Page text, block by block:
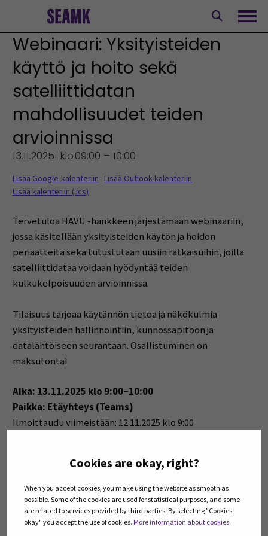
Cookies are okay, right?
When you accept cookies, you make using the website as smooth as
possible. Some of the cookies are used for statistical purposes, and some
are related to services provided by third parties. By selecting "Cookies
okay" you accept the use of cookies. More information about cookies.
Webinaari: Yksityisteiden
käyttö ja hoito sekä
satelliittidatan
mahdollisuudet teiden
arvioinnissa
13.11.2025 klo09:00 – 10:00
Lisää Google-kalenteriin
Lisää Outlook-kalenteriin
Lisää kalenteriin (.ics)
Tervetuloa HAVU -hankkeen järjestämään webinaariin,
jossa käsitellään yksityisteiden käytön ja hoidon
periaatteita sekä tutustutaan uusiin ratkaisuihin, joilla
satelliittidataa voidaan hyödyntää teiden
kulkukelpoisuuden arvioinnissa.
Tilaisuus tarjoaa käytännön tietoa ja näkökulmia
yksityisteiden hallinnointiin, kunnossapitoon ja
datalähtöiseen seurantaan. Osallistuminen on
maksutonta!
Aika: 13.11.2025 klo 9:00–10:00
Paikka: Etäyhteys (Teams)
Ilmoittaudu viimeistään: 12.11.2025 klo 9:00
Juha Viirimäki
projektipäällikkö
puh. 050 314 0464
juha.viirimaki@metsakeskus.fi